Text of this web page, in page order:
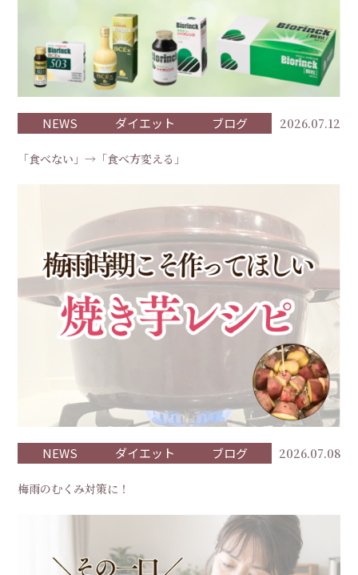
NEWS ダイエット ブログ 2026.07.12
「食べない」→「食べ方変える」
NEWS ダイエット ブログ 2026.07.08
梅雨のむくみ対策に！